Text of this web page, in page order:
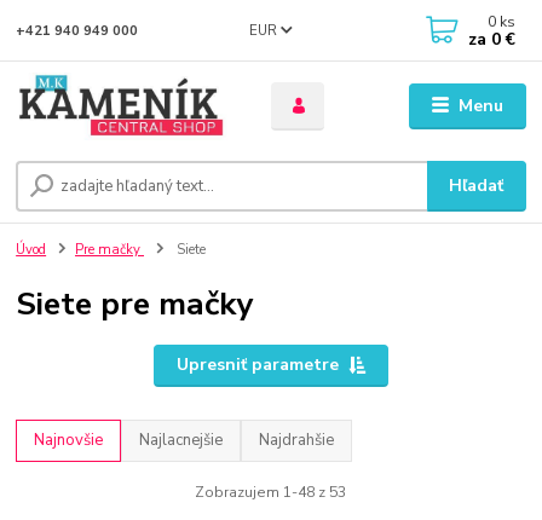
Menu
EUR
Hľadať
+421 940 949 000 0 ks
za 0 €
Úvod Pre mačky Siete
Siete pre mačky
Upresniť parametre
Najnovšie Najlacnejšie Najdrahšie
Zobrazujem 1-48 z 53